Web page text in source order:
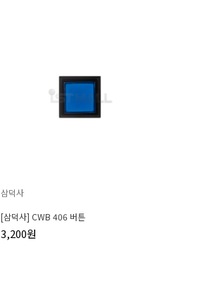
삼덕사
[삼덕사] CWB 406 버튼
3,200원